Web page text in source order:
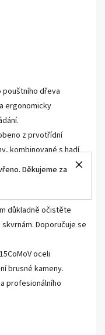
Děkujeme za
pouštního dřeva
ergonomicky
z prvotřídní
kombinované s hadí
důkladně očistěte
Doporučuje se
oceli
brusné kameny.
profesionálního